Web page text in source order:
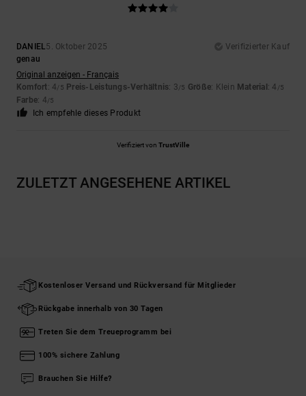
DANIEL5. Oktober 2025
Verifizierter Kauf
genau
Original anzeigen - Français
Komfort: 4/5 Preis-Leistungs-Verhältnis: 3/5 Größe: Klein Material : 4 /5
Farbe: 4/5
Ich empfehle dieses Produkt
Verifiziert von TrustVille
ZULETZT ANGESEHENE ARTIKEL
Kostenloser Versand und Rückversand für Mitglieder
Rückgabe innerhalb von 30 Tagen
Treten Sie dem Treueprogramm bei
100% sichere Zahlung
Brauchen Sie Hilfe?